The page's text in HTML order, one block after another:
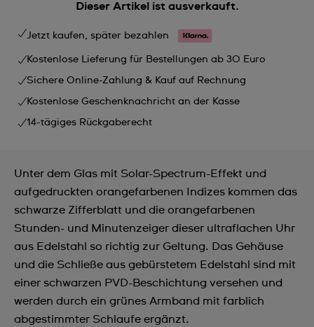
Dieser Artikel ist ausverkauft.
Jetzt kaufen, später bezahlen
Kostenlose Lieferung für Bestellungen ab 30 Euro
Sichere Online-Zahlung & Kauf auf Rechnung
Kostenlose Geschenknachricht an der Kasse
14-tägiges Rückgaberecht
Unter dem Glas mit Solar-Spectrum-Effekt und
aufgedruckten orangefarbenen Indizes kommen das
schwarze Zifferblatt und die orangefarbenen
Stunden- und Minutenzeiger dieser ultraflachen Uhr
aus Edelstahl so richtig zur Geltung. Das Gehäuse
und die Schließe aus gebürstetem Edelstahl sind mit
einer schwarzen PVD-Beschichtung versehen und
werden durch ein grünes Armband mit farblich
abgestimmter Schlaufe ergänzt.